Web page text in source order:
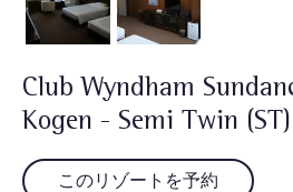
Club Wyndham
Kogen - Semi Twin (ST)
このリゾートを予約